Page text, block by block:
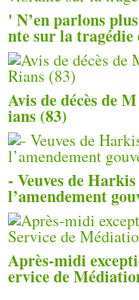
' N’en parlons
nte sur la tragédie
Avis de décès de
ians (83)
- Veuves de
l’amendement
Après-midi
ervice de